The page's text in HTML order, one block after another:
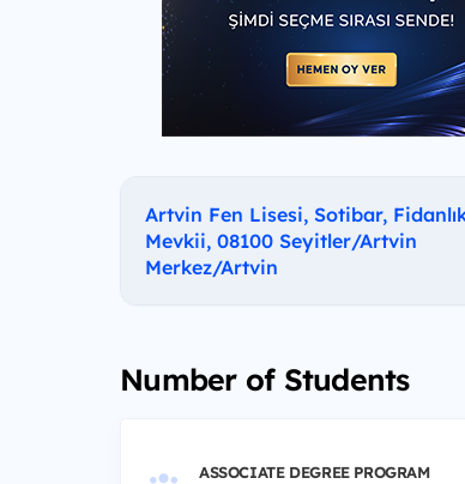
Artvin Fen Lisesi, Sotibar,
Mevkii, 08100 Seyitler/Artvin
Merkez/Artvin
Number of Students
ASSOCIATE DEGREE PROGRAM